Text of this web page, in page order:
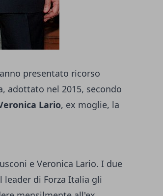
presentato ricorso
adottato nel 2015, secondo
Lario, ex moglie, la
e Veronica Lario. I due
leader di Forza Italia gli